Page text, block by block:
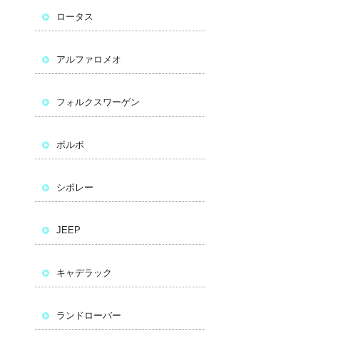
ロータス
アルファロメオ
フォルクスワーゲン
ボルボ
シボレー
JEEP
キャデラック
ランドローバー